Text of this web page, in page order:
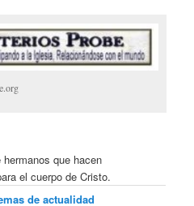
que hacen
el cuerpo de Cristo.
de actualidad